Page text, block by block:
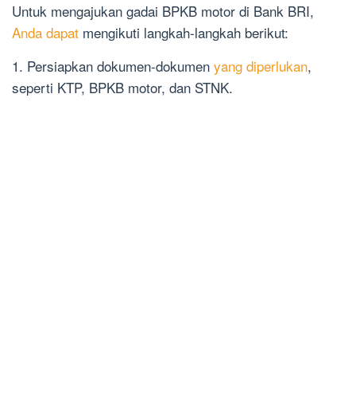
Untuk mengajukan gadai BPKB motor di Bank BRI,
Anda dapat mengikuti langkah-langkah berikut:
1. Persiapkan dokumen-dokumen yang diperlukan,
seperti KTP, BPKB motor, dan STNK.